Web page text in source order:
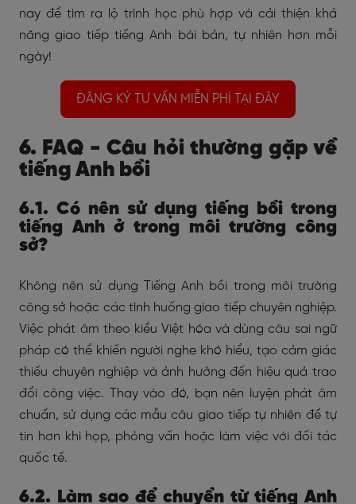
nay để tìm ra lộ trình học phù hợp và cải thiện khả
năng giao tiếp tiếng Anh bài bản, tự nhiên hơn mỗi
ngày!
ĐĂNG KÝ TƯ VẤN MIỄN PHÍ TẠI ĐÂY
6. FAQ - Câu hỏi thường gặp về
tiếng Anh bồi
6.1. Có nên sử dụng tiếng bồi trong
tiếng Anh ở trong môi trường công
sở?
Không nên sử dụng Tiếng Anh bồi trong môi trường
công sở hoặc các tình huống giao tiếp chuyên nghiệp.
Việc phát âm theo kiểu Việt hóa và dùng câu sai ngữ
pháp có thể khiến người nghe khó hiểu, tạo cảm giác
thiếu chuyên nghiệp và ảnh hưởng đến hiệu quả trao
đổi công việc. Thay vào đó, bạn nên luyện phát âm
chuẩn, sử dụng các mẫu câu giao tiếp tự nhiên để tự
tin hơn khi họp, phỏng vấn hoặc làm việc với đối tác
quốc tế.
6.2. Làm sao để chuyển từ tiếng Anh